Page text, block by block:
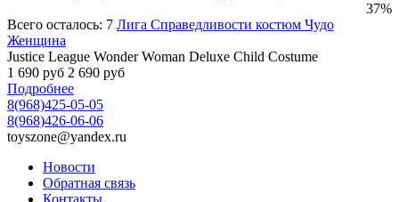
37%
Всего осталось: 7 Лига Справедливости костюм Чудо
Женщина
Justice League Wonder Woman Deluxe Child Costume
1 690 руб 2 690 руб
Подробнее
8(968)425-05-05
8(968)426-06-06
toyszone@yandex.ru
Новости
Обратная связь